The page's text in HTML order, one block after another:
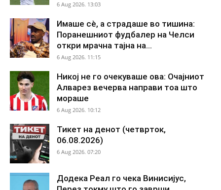
6 Aug 2026. 13:03
Имаше сè, а страдаше во тишина:
Поранешниот фудбалер на Челси
откри мрачна тајна на...
6 Aug 2026. 11:15
Никој не го очекуваше ова: Очајниот
Алварез вечерва направи тоа што
мораше
6 Aug 2026. 10:12
Тикет на денот (четврток,
06.08.2026)
6 Aug 2026. 07:20
Додека Реал го чека Винисијус,